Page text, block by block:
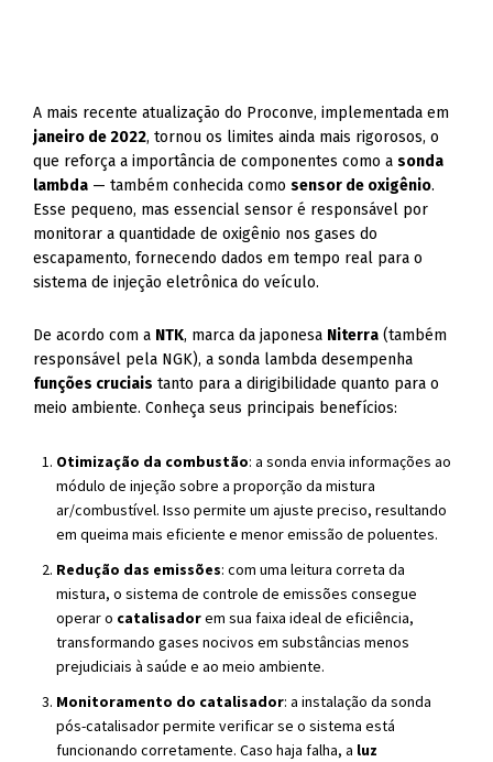
A mais recente atualização do Proconve, implementada em
janeiro de 2022, tornou os limites ainda mais rigorosos, o
que reforça a importância de componentes como asonda
lambda — também conhecida comosensor de oxigênio.
Esse pequeno, mas essencial sensor é responsável por
monitorar a quantidade de oxigênio nos gases do
escapamento, fornecendo dados em tempo real para o
sistema de injeção eletrônica do veículo.
De acordo com a NTK, marca da japonesa Niterra (também
responsável pela NGK), a sonda lambda desempenha
funções cruciais tanto para a dirigibilidade quanto para o
meio ambiente. Conheça seus principais benefícios:
Otimização da combustão: a sonda envia informações ao
módulo de injeção sobre a proporção da mistura
ar/combustível. Isso permite um ajuste preciso, resultando
em queima mais eficiente e menor emissão de poluentes.
Redução das emissões: com uma leitura correta da
mistura, o sistema de controle de emissões consegue
operar o catalisadorem sua faixa ideal de eficiência,
transformando gases nocivos em substâncias menos
prejudiciais à saúde e ao meio ambiente.
Monitoramento do catalisador: a instalação da sonda
pós-catalisador permite verificar se o sistema está
funcionando corretamente. Caso haja falha, a luz